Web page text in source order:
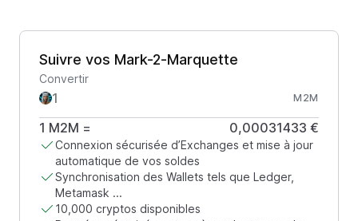
Suivre vos Mark-2-Marquette
Convertir
M2M
1 M2M = 0,00031433 €
Connexion sécurisée d’Exchanges et mise à jour
automatique de vos soldes
Synchronisation des Wallets tels que Ledger,
Metamask ...
10,000 cryptos disponibles